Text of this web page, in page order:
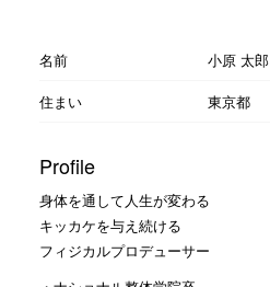
名前
小原 太郎
住まい
東京都
Profile
身体を通して人生が変わる
キッカケを与え続ける
フィジカルプロデューサー